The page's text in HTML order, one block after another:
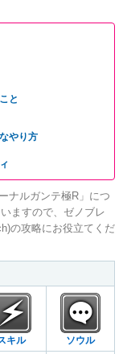
と
やり方
ナルガンテ極R」につ
ますので、ゼノブレ
の攻略にお役立てくだ
キル ソウル